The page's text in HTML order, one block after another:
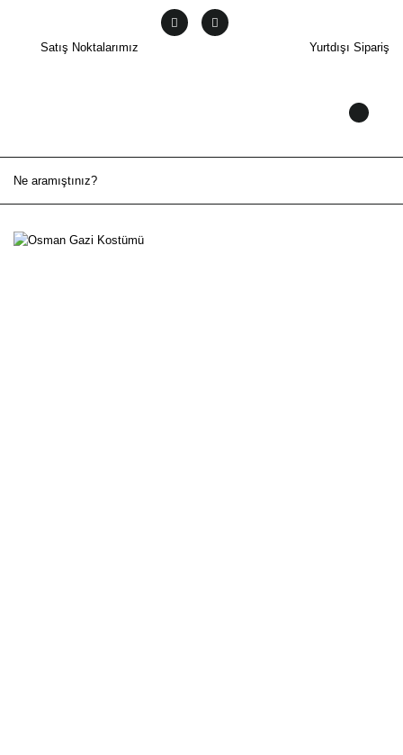
Satış Noktalarımız Yurtdışı Sipariş